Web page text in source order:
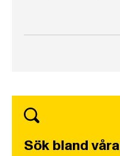
Sök bland våra